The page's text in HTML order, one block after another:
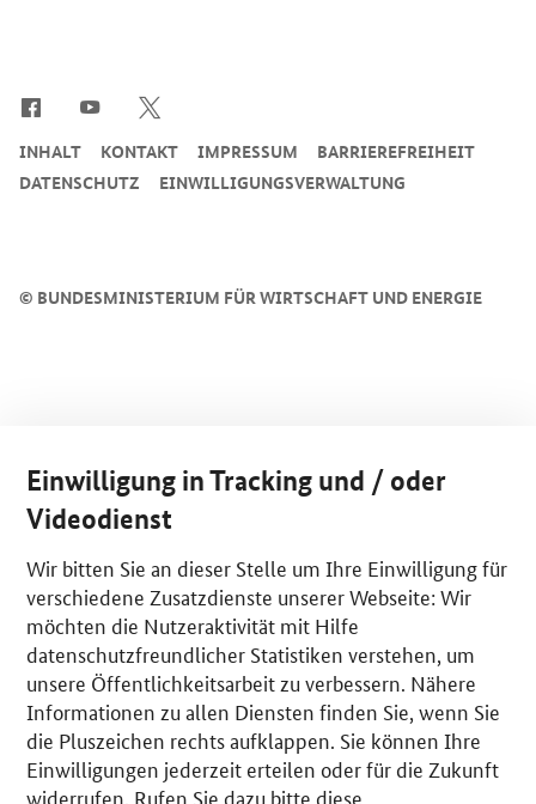
© BUNDESMINISTERIUM FÜR WIRTSCHAFT UND ENERGIE
INHALT KONTAKT IMPRESSUM
BARRIEREFREIHEIT
DATENSCHUTZ
EINWILLIGUNGSVERWALTUNG
Einwilligung in Tracking und / oder
Videodienst
Wir bitten Sie an dieser Stelle um Ihre Einwilligung für
verschiedene Zusatzdienste unserer Webseite: Wir
möchten die Nutzeraktivität mit Hilfe
datenschutzfreundlicher Statistiken verstehen, um
unsere Öffentlichkeitsarbeit zu verbessern. Nähere
Informationen zu allen Diensten finden Sie, wenn Sie
die Pluszeichen rechts aufklappen. Sie können Ihre
Einwilligungen jederzeit erteilen oder für die Zukunft
widerrufen. Rufen Sie dazu bitte diese